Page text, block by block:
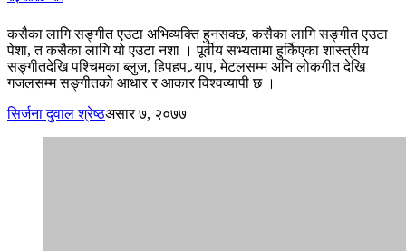
कसैका लागि सङ्गीत एउटा अभिव्यक्ति हुनसक्छ, कसैका लागि सङ्गीत एउटा
पेशा, त कसैका लागि यो एउटा नशा । पूर्वीय सभ्यतामा हुर्किएका शास्त्रीय
सङ्गीतदेखि पश्चिमका ब्लुज, हिपहप, र्‍याप, मेटलसम्म अनि लोकगीत देखि
गजलसम्म सङ्गीतको आधार र आकार विश्वव्यापी छ ।
सिर्जना दुवाल श्रेष्ठअसार ७, २०७७